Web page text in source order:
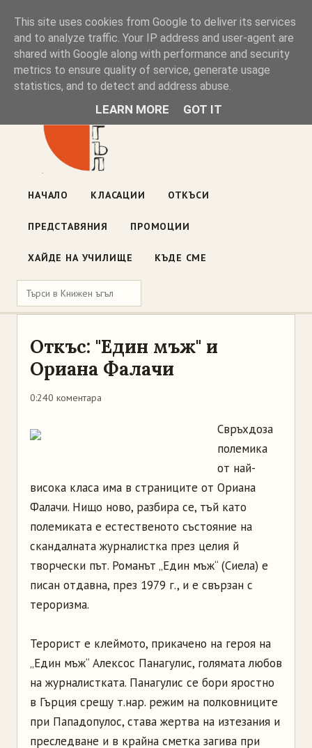
Книжен ъгъл
Блог на книжарницата — класации, откъси, нови книги
ул. „Оборище" 117, София· пон–пет 10:00–19:00 ·
НАЧАЛО КЛАСАЦИИ ОТКЪСИ
ПРЕДСТАВЯНИЯ ПРОМОЦИИ
ХАЙДЕ НА УЧИЛИЩЕ КЪДЕ СМЕ
Откъс: "Един мъж" и
Ориана Фалачи
0:240 коментара
Свръхдоза
полемика
от най-
висока класа има в страниците от Ориана
Фалачи. Нищо ново, разбира се, тъй като
полемиката е естественото състояние на
скандалната журналистка през целия й
творчески път. Романът „Един мъж“ (Сиела) е
писан отдавна, през 1979 г., и е свързан с
тероризма.
Терорист е клеймото, прикачено на героя на
„Един мъж“ Алексос Панагулис, голямата любов
на журналистката. Панагулис се бори яростно
в Гърция срещу т.нар. режим на полковниците
при Пападопулос, става жертва на изтезания и
преследване и в крайна сметка загива при
This site uses cookies from Google to deliver its services
and to analyze traffic. Your IP address and user-agent are
shared with Google along with performance and security
metrics to ensure quality of service, generate usage
statistics, and to detect and address abuse.
LEARN MORE GOT IT